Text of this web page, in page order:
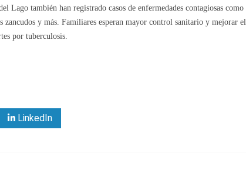
Lago también han registrado casos de enfermedades contagiosas como
y más. Familiares esperan mayor control sanitario y mejorar el
por tuberculosis.
LinkedIn